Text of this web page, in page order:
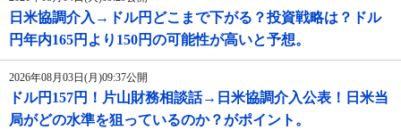
日米協調介入→ドル円どこまで下がる？投資戦略は？ドル
円年内165円より150円の可能性が高いと予想。
2026年08月03日(月)09:37公開
ドル円157円！片山財務相談話→日米協調介入公表！日米当
局がどの水準を狙っているのか？がポイント。